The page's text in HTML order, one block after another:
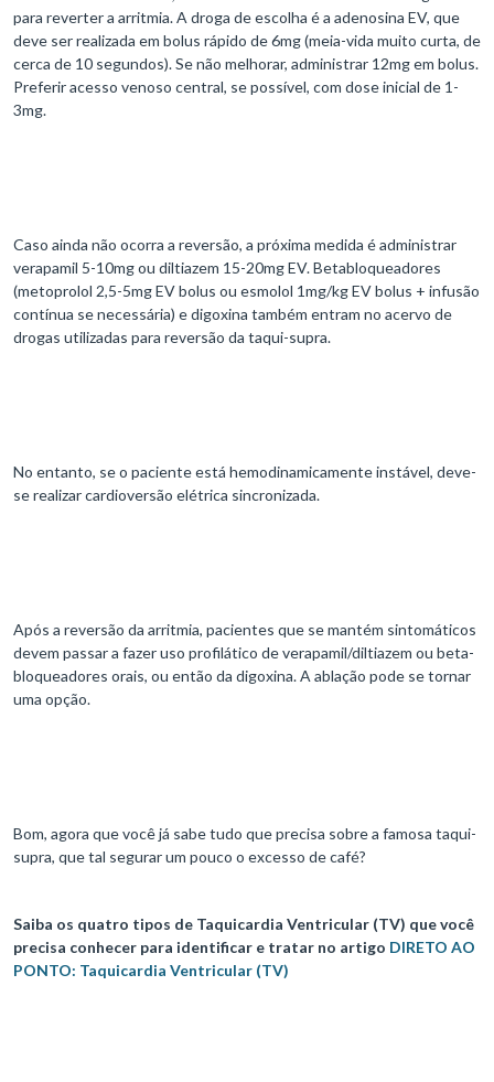
para reverter a arritmia. A droga de escolha é a adenosina EV, que
deve ser realizada em bolus rápido de 6mg (meia-vida muito curta, de
cerca de 10 segundos). Se não melhorar, administrar 12mg em bolus.
Preferir acesso venoso central, se possível, com dose inicial de 1-
3mg.
Caso ainda não ocorra a reversão, a próxima medida é administrar
verapamil 5-10mg ou diltiazem 15-20mg EV. Betabloqueadores
(metoprolol 2,5-5mg EV bolus ou esmolol 1mg/kg EV bolus + infusão
contínua se necessária) e digoxina também entram no acervo de
drogas utilizadas para reversão da taqui-supra.
No entanto, se o paciente está hemodinamicamente instável, deve-
se realizar cardioversão elétrica sincronizada.
Após a reversão da arritmia, pacientes que se mantém sintomáticos
devem passar a fazer uso profilático de verapamil/diltiazem ou beta-
bloqueadores orais, ou então da digoxina. A ablação pode se tornar
uma opção.
Bom, agora que você já sabe tudo que precisa sobre a famosa taqui-
supra, que tal segurar um pouco o excesso de café?
Saiba os quatro tipos de Taquicardia Ventricular (TV) que você
precisa conhecer para identificar e tratar no artigo DIRETO AO
PONTO: Taquicardia Ventricular (TV)